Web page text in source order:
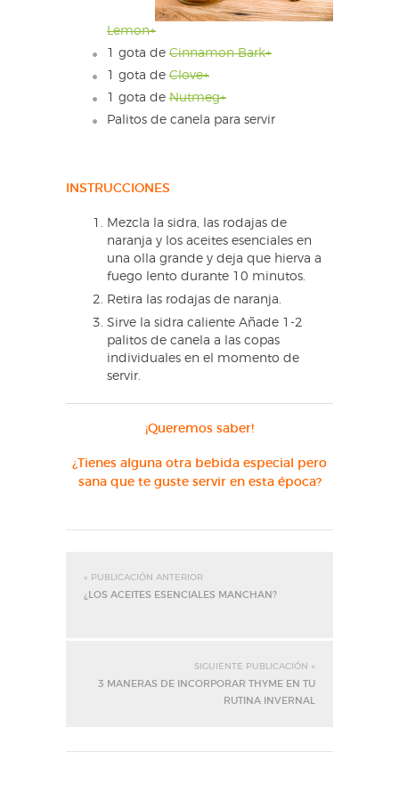
Lemon+
1 gota de Cinnamon Bark+
1 gota de Clove+
1 gota de Nutmeg+
Palitos de canela para servir
INSTRUCCIONES
Mezcla la sidra, las rodajas de
naranja y los aceites esenciales en
una olla grande y deja que hierva a
fuego lento durante 10 minutos.
Retira las rodajas de naranja.
Sirve la sidra caliente Añade 1-2
palitos de canela a las copas
individuales en el momento de
servir.
¡Queremos saber!
¿Tienes alguna otra bebida especial pero
sana que te guste servir en esta época?
« PUBLICACIÓN ANTERIOR
¿LOS ACEITES ESENCIALES MANCHAN?
SIGUIENTE PUBLICACIÓN »
3 MANERAS DE INCORPORAR THYME EN TU
RUTINA INVERNAL